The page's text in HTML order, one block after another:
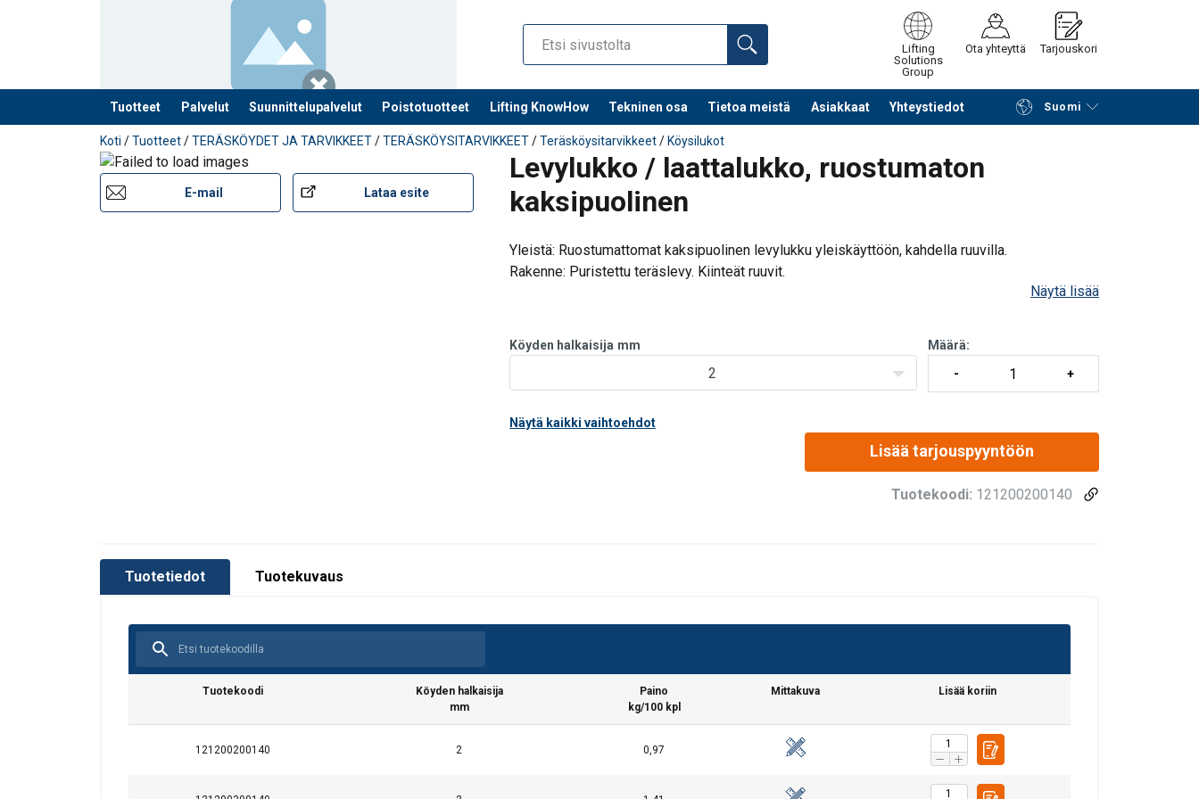
Lifting
Solutions
Group
Ota yhteyttä Tarjouskori
Tuotteet Palvelut Suunnittelupalvelut Poistotuotteet Lifting KnowHow Tekninen osa Tietoa meistä Asiakkaat Yhteystiedot Suomi
Tuote lisätty tarjouspyyntöön Jatka selailua Tuotekoriin
Koti /Tuotteet/TERÄSKÖYDET JA TARVIKKEET/TERÄSKÖYSITARVIKKEET/Teräsköysitarvikkeet/ Köysilukot
Levylukko / laattalukko, ruostumaton
kaksipuolinen
E-mail Lataa esite
Yleistä: Ruostumattomat kaksipuolinen levylukku yleiskäyttöön, kahdella ruuvilla.
Rakenne: Puristettu teräslevy. Kiinteät ruuvit.
Näytä lisää
Köyden halkaisija mm
2
Määrä:
Näytä kaikki vaihtoehdot
Lisää tarjouspyyntöön
Tuotekoodi: 121200200140
Tuotetiedot Tuotekuvaus
Tuotekoodi
Köyden halkaisija
mm
Paino
kg/100 kpl
Mittakuva Lisää koriin
121200200140 2 0,97
Materiaali:
Pintakäsittely: